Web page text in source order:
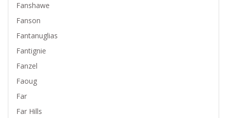
Fanshawe
Fanson
Fantanuglias
Fantignie
Fanzel
Faoug
Far
Far Hills